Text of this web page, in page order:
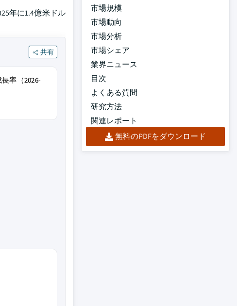
年に1.4億米ドル
共有
率（2026-
市場規模
市場動向
市場分析
市場シェア
業界ニュース
目次
よくある質問
研究方法
関連レポート
無料のPDFをダウンロード